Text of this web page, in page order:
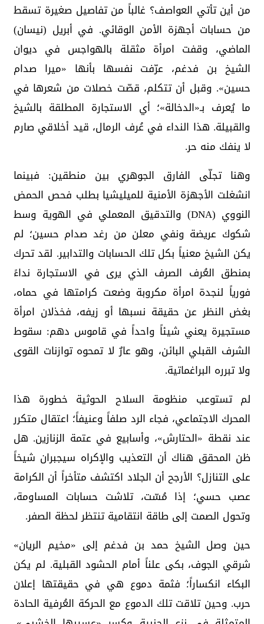
من أين تأتي العواصف؟ غالباً من تفاصيل صغيرة تسقط
من حسابات أجهزة الأمن الوقائي. في أبريل (نيسان)
الماضي، وقفت امرأة مثقلة بالهواجس في ديوان
الشيخ بن فدغم، عرّفت نفسها بأنها «ميرا صدام
حسين». وقبل أن تتكلم، قصّت خصلات من شعرها في
ما يُعرف بـ«الدخالة»؛ أي الاستجارة المطلقة بالشيخ
والقبيلة. هذا النداء في عُرف الرمال، قيد أخلاقي صارم
لا ينفك منه حر.
وهنا تجلّى الفارق الجوهري بين منطقين: فبينما
انشغلت الأجهزة الأمنية للميليشيا بطلب فحص الحمض
النووي (DNA) والتدقيق المعملي في الهوية وسط
شكوك عريضة ونفي معلن من رغد صدام حسين؛ لم
يكن الشيخ معنياً بكل تلك الحسابات والتدابير. لقد تحرك
بمنطق العُرف الصرف الذي يرى في الاستجارة نداءً
فورياً لنجدة امرأة مكروبة وضعت كرامتها في حماه،
بغض النظر عن حقيقة نسبها أو زيفه، فخذلان امرأة
مستجيرة يعني شيئاً واحداً في قاموس دهم: سقوط
الشرف القبلي البائن، وهو عارٌ لا تمحوه توازنات القوى
ولا تبرره البراغماتية.
لم تستوعب منظومة السلاح الحوثية خطورة هذا
المحرك الاجتماعي، فجاء الرد صلفاً وعنيفاً؛ اعتقال متكرر
عند نقطة «الحتارش»، وأسابيع في عتمة الزنازين. هل
ظن المحقق هناك أن التعذيب والإكراه سيجبران شيخاً
على التنازل؟ الأرجح أن الجلاد اكتشف متأخراً أن الكرامة
عصب حسي؛ إذا مُسّت، تلاشت حسابات المساومة،
وتحول الصمت إلى طاقة انتقامية تنتظر لحظة الصفر.
حين وصل الشيخ حمد بن فدغم إلى «مخيم الريان»
شرقي الجوف، بكى علناً أمام الحشود القبلية. لم يكن
البكاء انكساراً؛ فثمة دموع هي في حقيقتها إعلان
حرب. وحين تلاقت تلك الدموع مع الحركة العُرفية الحادة